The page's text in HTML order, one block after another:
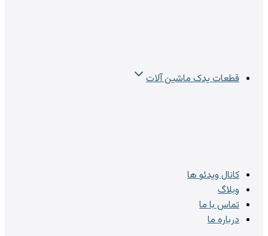
قطعات یدک ماشین آلات
کانال ویدئو ها
وبلاگ
تماس با ما
درباره ما